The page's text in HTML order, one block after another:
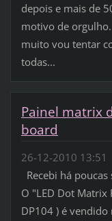
depois e mais de
motivo de
muito vou tentar
todas...
Painel matrix
board
26-12-2010 13:51
Recebi há
O "LED Dot Matrix
DP104 ) é